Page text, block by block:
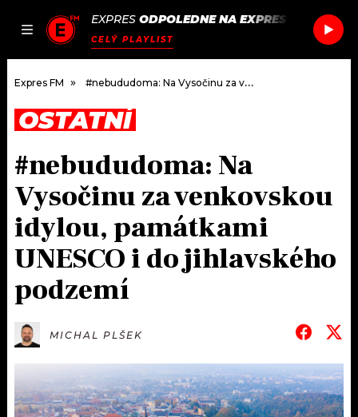
JAK
SEZNAM.CZ
EXPRES ODPOLEDNE NA EXPRES FM /
CELÝ PLAYLIST
DOMŮ
ČLÁNKY
AKTUÁLNĚ
HUDBA
ROZHOVORY
#NEBUDUDOMA
KALENDÁŘ
KVÍZY
PODCASTY
JAK NALADIT
RÁDIO
APLIKACE
PLAYLIST
SOUTĚŽE
Expres FM #nebududoma: Na Vysočinu za venkovskou idylou, památkami UNESCO i do jihlavského podzemí
OSTATNÍ
#nebududoma: Na
Vysočinu za venkovskou
idylou, památkami
UNESCO i do jihlavského
podzemí
MICHAL PLŠEK